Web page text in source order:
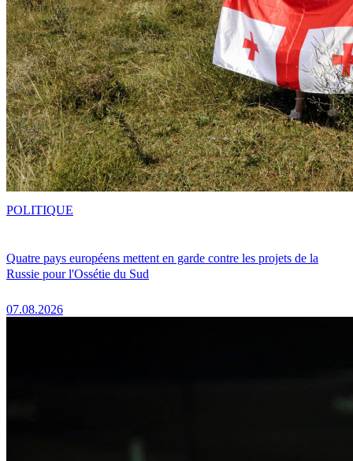
Quatre pays européens mettent en garde contre les projets de la
Russie pour l'Ossétie du Sud
07.08.2026
POLITIQUE